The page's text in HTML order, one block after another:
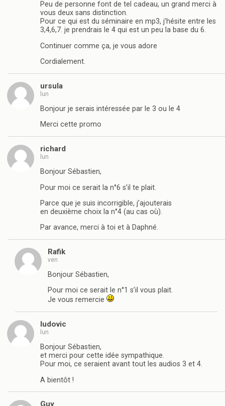
Peu de personne font de tel cadeau, un grand merci à
vous deux sans distinction.
Pour ce qui est du séminaire en mp3, j’hésite entre les
3,4,6,7. je prendrais le 4 qui est un peu la base du 6.
Continuer comme ça, je vous adore
Cordialement.
ursula
lun
Bonjour je serais intéressée par le 3 ou le 4
Merci cette promo
richard
lun
Bonjour Sébastien,
Pour moi ce serait la n°6 s’il te plait.
Parce que je suis incorrigible, j’ajouterais
en deuxième choix la n°4 (au cas où).
Par avance, merci à toi et à Daphné.
Rafik
ven
Bonjour Sébastien,
Pour moi ce serait le n°1 s’il vous plait.
Je vous remercie
ludovic
lun
Bonjour Sébastien,
et merci pour cette idée sympathique.
Pour moi, ce seraient avant tout les audios 3 et 4.
A bientôt !
Guy